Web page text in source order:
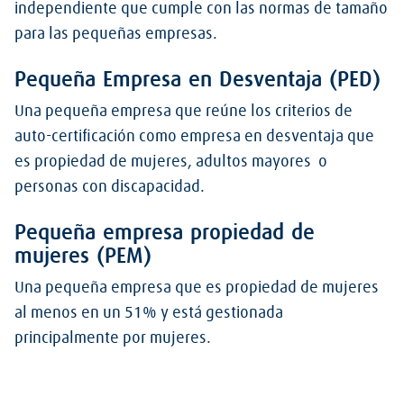
independiente que cumple con las normas de tamaño
para las pequeñas empresas.
Pequeña Empresa en Desventaja (PED)
Una pequeña empresa que reúne los criterios de
auto-certificación como empresa en desventaja que
es propiedad de mujeres, adultos mayores o
personas con discapacidad.
Pequeña empresa propiedad de
mujeres (PEM)
Una pequeña empresa que es propiedad de mujeres
al menos en un 51% y está gestionada
principalmente por mujeres.